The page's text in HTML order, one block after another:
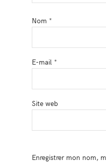
Nom *
E-mail *
Site web
Enregistrer mon nom,